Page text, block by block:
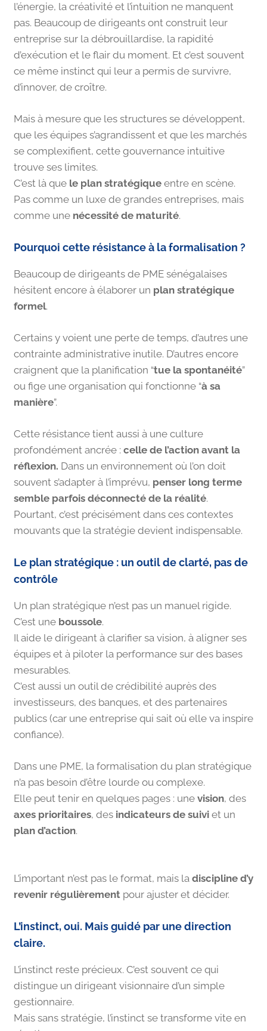
l’énergie, la créativité et l’intuition ne manquent
pas. Beaucoup de dirigeants ont construit leur
entreprise sur la débrouillardise, la rapidité
d’exécution et le flair du moment. Et c’est souvent
ce même instinct qui leur a permis de survivre,
d’innover, de croître.
Mais à mesure que les structures se développent,
que les équipes s’agrandissent et que les marchés
se complexifient, cette gouvernance intuitive
trouve ses limites.
C’est là que le plan stratégiqueentre en scène.
Pas comme un luxe de grandes entreprises, mais
comme une nécessité de maturité.
Pourquoi cette résistance à la formalisation ?
Beaucoup de dirigeants de PME sénégalaises
hésitent encore à élaborer un plan stratégique
formel.
Certains y voient une perte de temps, d’autres une
contrainte administrative inutile. D’autres encore
craignent que la planification “tue la spontanéité”
ou fige une organisation qui fonctionne “à sa
manière”.
Cette résistance tient aussi à une culture
profondément ancrée : celle de l’action avant la
réflexion. Dans un environnement où l’on doit
souvent s’adapter à l’imprévu, penser long terme
semble parfois déconnecté de la réalité.
Pourtant, c’est précisément dans ces contextes
mouvants que la stratégie devient indispensable.
Le plan stratégique : un outil de clarté, pas de
contrôle
Un plan stratégique n’est pas un manuel rigide.
C’est une boussole.
Il aide le dirigeant à clarifier sa vision, à aligner ses
équipes et à piloter la performance sur des bases
mesurables.
C’est aussi un outil de crédibilité auprès des
investisseurs, des banques, et des partenaires
publics (car une entreprise qui sait où elle va inspire
confiance).
Dans une PME, la formalisation du plan stratégique
n’a pas besoin d’être lourde ou complexe.
Elle peut tenir en quelques pages : une vision, des
axes prioritaires, des indicateurs de suiviet un
plan d’action.
L’important n’est pas le format, mais la discipline d’y
revenir régulièrement pour ajuster et décider.
L’instinct, oui. Mais guidé par une direction
claire.
L’instinct reste précieux. C’est souvent ce qui
distingue un dirigeant visionnaire d’un simple
gestionnaire.
Mais sans stratégie, l’instinct se transforme vite en